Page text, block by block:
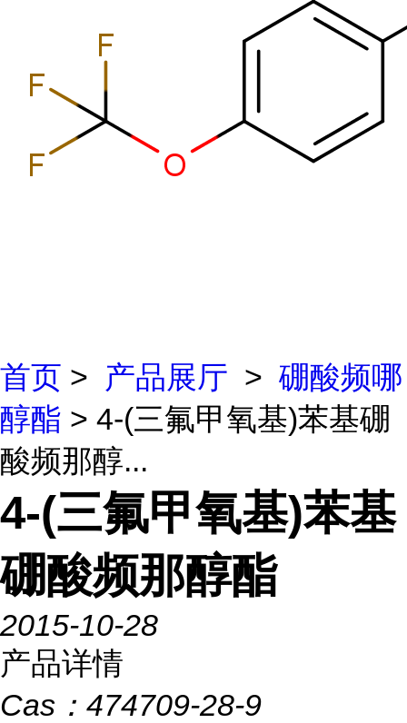
首页 > 产品展厅 > 硼酸频哪
醇酯 > 4-(三氟甲氧基)苯基硼
酸频那醇...
4-(三氟甲氧基)苯基
硼酸频那醇酯
2015-10-28
产品详情
Cas： 474709-28-9